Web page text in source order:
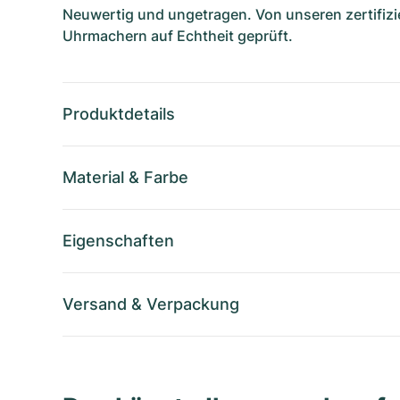
Neuwertig und ungetragen. Von unseren
Uhrmachern auf Echtheit geprüft.
Produktdetails
Material & Farbe
Eigenschaften
Versand & Verpackung